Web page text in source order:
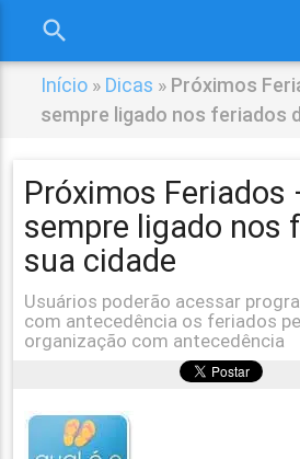
search
Início » Dicas » Próximos
sempre ligado nos feriados
Próximos Feriados
sempre ligado nos
sua cidade
Usuários poderão acessar
com antecedência os feriados
organização com antecedência